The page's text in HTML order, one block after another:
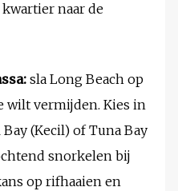
naar de
sla Long Beach op
wilt vermijden. Kies in
(Kecil) of Tuna Bay
snorkelen bij
op rifhaaien en